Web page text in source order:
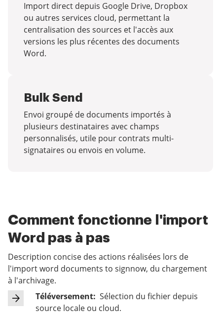
Import direct depuis Google Drive, Dropbox
ou autres services cloud, permettant la
centralisation des sources et l'accès aux
versions les plus récentes des documents
Word.
Bulk Send
Envoi groupé de documents importés à
plusieurs destinataires avec champs
personnalisés, utile pour contrats multi-
signataires ou envois en volume.
Comment fonctionne l'import
Word pas à pas
Description concise des actions réalisées lors de
l'import word documents to signnow, du chargement
à l'archivage.
Téléversement: Sélection du fichier depuis
source locale ou cloud.